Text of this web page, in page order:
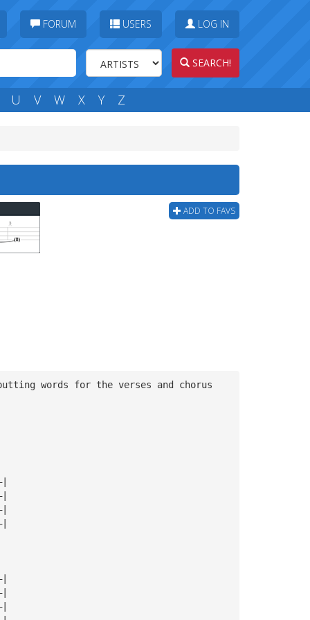
FORUM USERS LOG IN
SEARCH!
U V W X Y Z
ADD TO FAVS
words for the verses and chorus